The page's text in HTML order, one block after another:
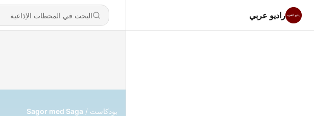
راديو عربي
بودكاست Sagor med Saga